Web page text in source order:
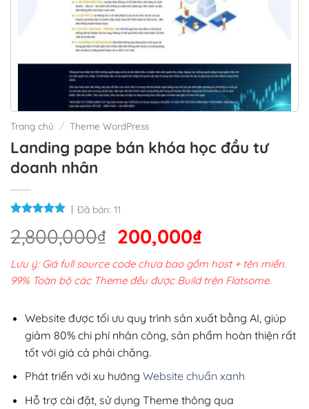
Trang chủ / Theme WordPress
Landing pape bán khóa học đầu tư
doanh nhân
Đã bán: 11
2,800,000₫ Giá
gốc
là:
2,800,000₫.
200,000₫Giá
hiện
tại
200,000₫.
Lưu ý: Giá full source code chưa bao gồm host + tên miền.
99% Toàn bộ các Theme đều được Build trên Flatsome.
Website được tối ưu quy trình sản xuất bằng AI, giúp
giảm 80% chi phí nhân công, sản phẩm hoàn thiện rất
tốt với giá cả phải chăng.
Phát triển với xu hướng Website chuẩn xanh
Hỗ trợ cài đặt, sử dụng Theme thông qua